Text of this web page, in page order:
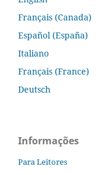
Français (Canada)
Español (España)
Italiano
Français (France)
Deutsch
Informações
Para Leitores